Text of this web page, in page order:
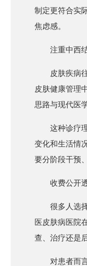
制定更符合实
焦虑感。
注重中西
皮肤疾病
皮肤健康管理
思路与现代医
这种诊疗
变化和生活情
要分阶段干预
收费公开
很多人选
医皮肤病医院
查、治疗还是
对患者而